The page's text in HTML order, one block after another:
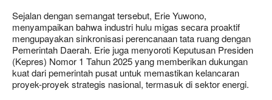
Sejalan dengan semangat tersebut, Erie Yuwono,
menyampaikan bahwa industri hulu migas secara proaktif
mengupayakan sinkronisasi perencanaan tata ruang dengan
Pemerintah Daerah. Erie juga menyoroti Keputusan Presiden
(Kepres) Nomor 1 Tahun 2025 yang memberikan dukungan
kuat dari pemerintah pusat untuk memastikan kelancaran
proyek-proyek strategis nasional, termasuk di sektor energi.